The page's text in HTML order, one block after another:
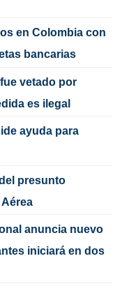
en Colombia con
bancarias
vetado por
es ilegal
ayuda para
presunto
anuncia nuevo
iniciará en dos